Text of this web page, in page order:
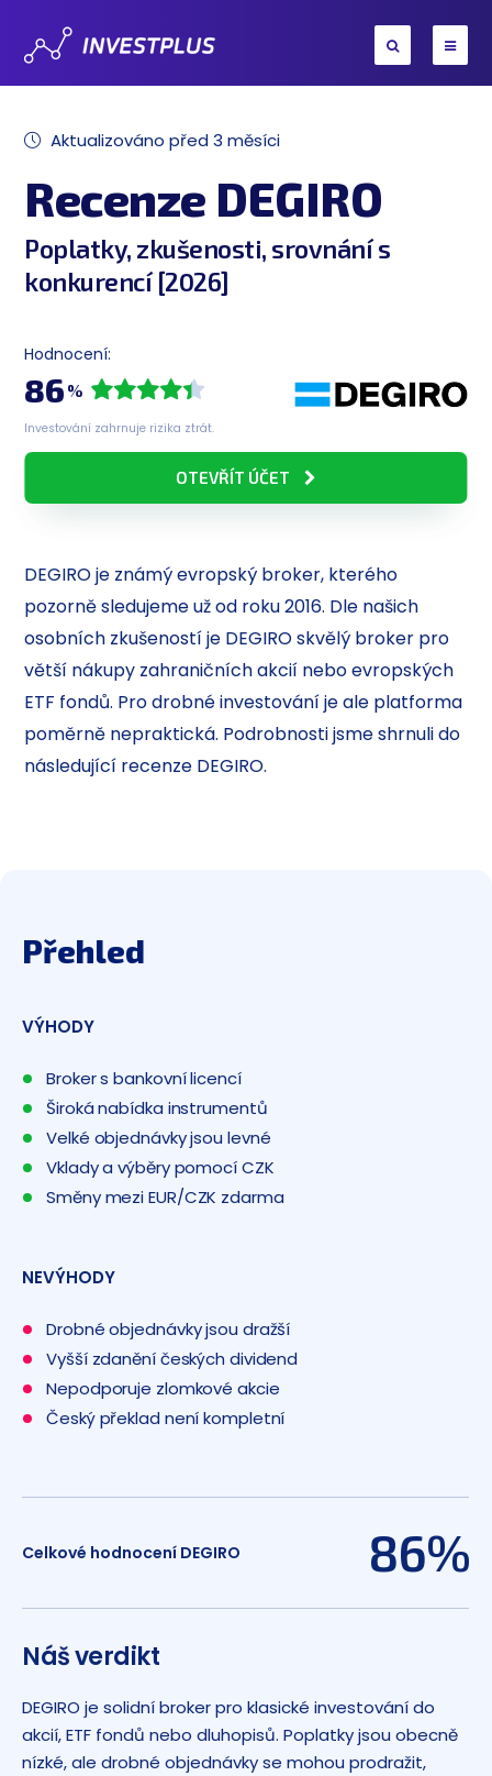
Aktualizováno před 3 měsíci
Recenze DEGIRO
Poplatky, zkušenosti, srovnání s
konkurencí [2026]
Hodnocení:
86 %
Investování zahrnuje rizika ztrát.
OTEVŘÍT ÚČET
DEGIRO je známý evropský broker, kterého
pozorně sledujeme už od roku 2016. Dle našich
osobních zkušeností je DEGIRO skvělý broker pro
větší nákupy zahraničních akcií nebo evropských
ETF fondů. Pro drobné investování je ale platforma
poměrně nepraktická. Podrobnosti jsme shrnuli do
následující recenze DEGIRO.
Přehled
VÝHODY
Broker s bankovní licencí
Široká nabídka instrumentů
Velké objednávky jsou levné
Vklady a výběry pomocí CZK
Směny mezi EUR/CZK zdarma
NEVÝHODY
Drobné objednávky jsou dražší
Vyšší zdanění českých dividend
Nepodporuje zlomkové akcie
Český překlad není kompletní
Celkové hodnocení DEGIRO 86%
Náš verdikt
DEGIRO je solidní broker pro klasické investování do
akcií, ETF fondů nebo dluhopisů. Poplatky jsou obecně
nízké, ale drobné objednávky se mohou prodražit,